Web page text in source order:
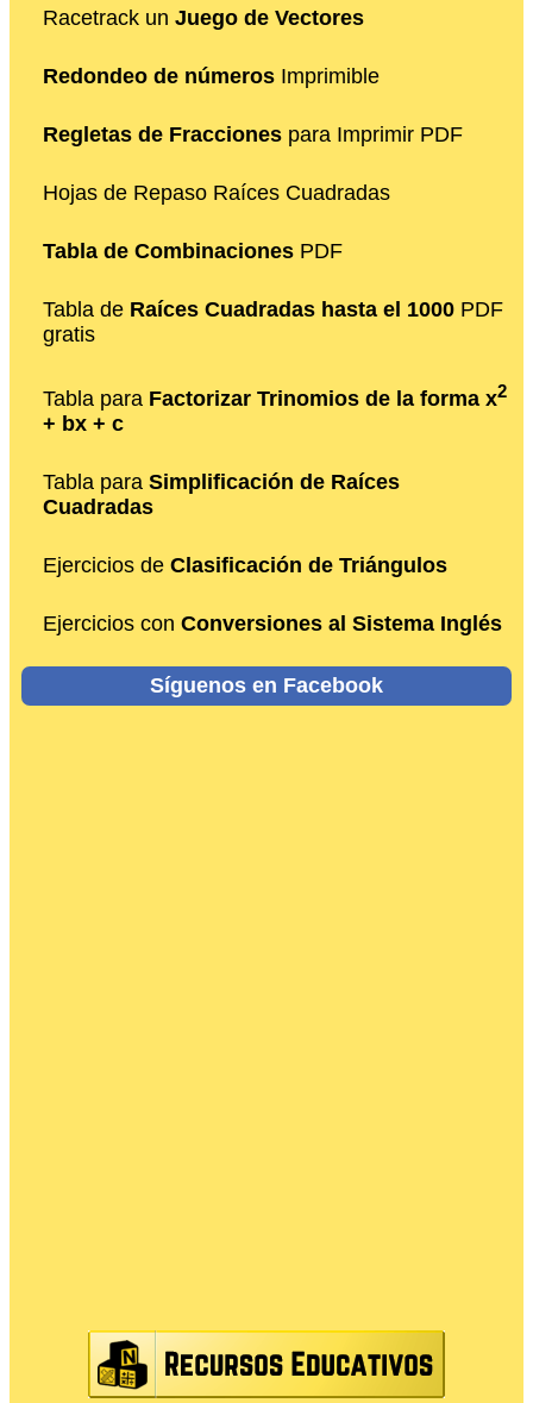
Racetrack un Juego de Vectores
Redondeo de números Imprimible
Regletas de Fracciones para Imprimir PDF
Hojas de Repaso Raíces Cuadradas
Tabla de Combinaciones PDF
Tabla de Raíces Cuadradas hasta el 1000 PDF
gratis
Tabla para Factorizar Trinomios de la forma x2
+ bx + c
Tabla para Simplificación de Raíces
Cuadradas
Ejercicios de Clasificación de Triángulos
Ejercicios con Conversiones al Sistema Inglés
Síguenos en Facebook